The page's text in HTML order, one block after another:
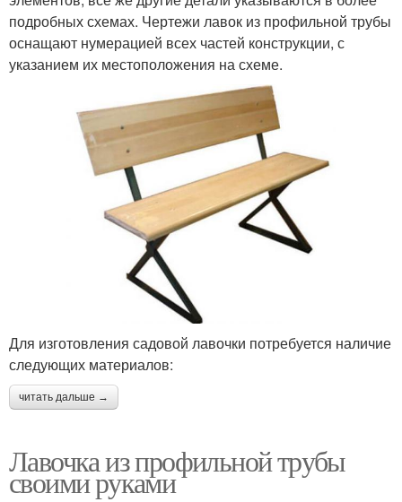
подробных схемах. Чертежи лавок из профильной трубы
оснащают нумерацией всех частей конструкции, с
указанием их местоположения на схеме.
Для изготовления садовой лавочки потребуется наличие
следующих материалов:
читать дальше →
Лавочка из профильной трубы
своими руками